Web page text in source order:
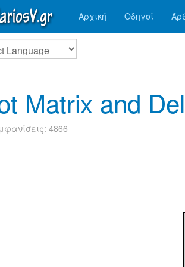
Αρχική Οδηγοί
Matrix and
4866